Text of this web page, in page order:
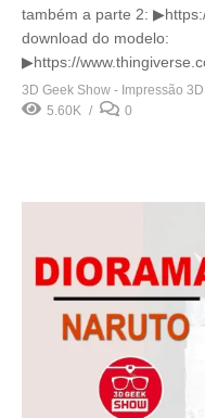
também a parte 2:
download do modelo:
▶https://
3D Geek Show - Impressão 3D
5.60K
0